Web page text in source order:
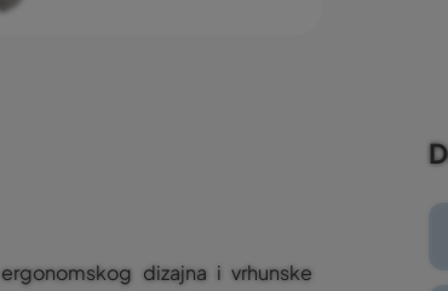
ergonomskog dizajna i vrhunske